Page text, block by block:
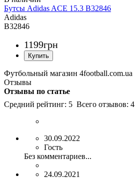
Бутсы Adidas ACE 15.3 B32846
Adidas
B32846
1199грн
Футбольный магазин 4football.com.ua
Отзывы
Отзывы по статье
Средний рейтинг: 5 Всего отзывов: 4
30.09.2022
Гость
Без комментариев...
24.09.2021